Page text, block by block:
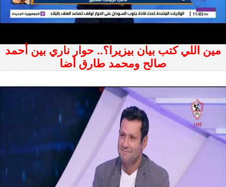
مين اللي كتب بيان بيزيرا؟.. حوار ناري بين أحمد
صالح ومحمد طارق أضا